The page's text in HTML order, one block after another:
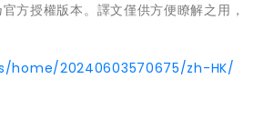
方授權版本。譯文僅供方便瞭解之用，
home/20240603570675/zh-HK/